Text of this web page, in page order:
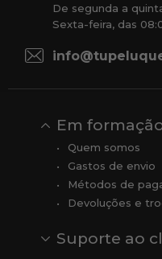
De segunda a
Sexta-feira, das
Em
Quem somos
Gastos de envio
Métodos de
Devoluções e
Suporte ao